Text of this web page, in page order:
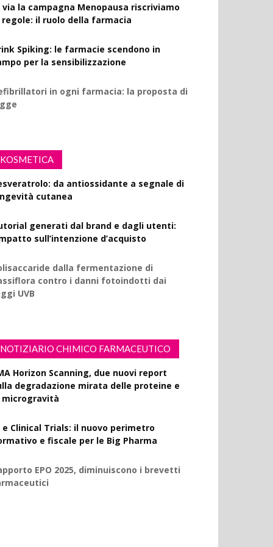
via la campagna Menopausa riscriviamo
regole: il ruolo della farmacia
Spiking: le farmacie scendono in
per la sensibilizzazione
in ogni farmacia: la proposta di
KOSMETICA
da antiossidante a segnale di
cutanea
generati dal brand e dagli utenti:
sull’intenzione d’acquisto
dalla fermentazione di
contro i danni fotoindotti dai
UVB
NOTIZIARIO CHIMICO FARMACEUTICO
Horizon Scanning, due nuovi report
degradazione mirata delle proteine e
microgravità
e Clinical Trials: il nuovo perimetro
e fiscale per le Big Pharma
EPO 2025, diminuiscono i brevetti